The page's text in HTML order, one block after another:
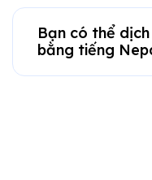
Bạn có thể
bằng tiếng